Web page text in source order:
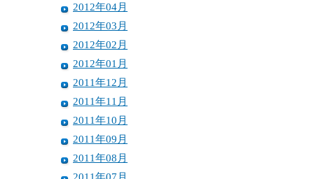
2012年04月
2012年03月
2012年02月
2012年01月
2011年12月
2011年11月
2011年10月
2011年09月
2011年08月
2011年07月